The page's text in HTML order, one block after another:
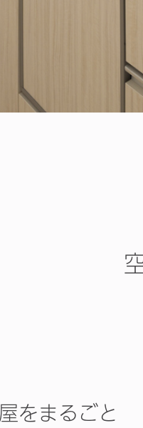
をまるごと